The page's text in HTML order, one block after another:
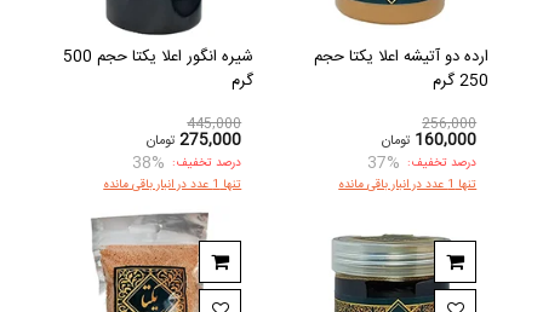
ارده دو آتیشه اعلا یکتا حجم
250 گرم
256,000
160,000 تومان
درصد تخفیف: 37%
تنها 1 عدد در انبار باقی مانده
شیره انگور اعلا یکتا حجم 500
گرم
445,000
275,000 تومان
درصد تخفیف: 38%
تنها 1 عدد در انبار باقی مانده